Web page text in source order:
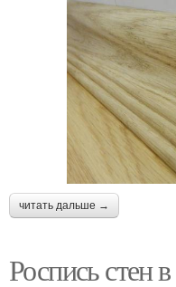
читать дальше →
Роспись стен